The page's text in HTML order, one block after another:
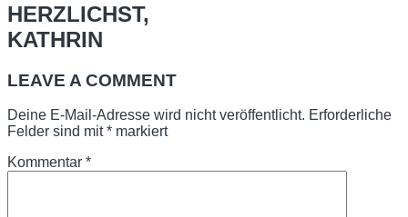
HERZLICHST,
KATHRIN
LEAVE A COMMENT
Deine E-Mail-Adresse wird nicht veröffentlicht. Erforderliche
Felder sind mit* markiert
Kommentar *